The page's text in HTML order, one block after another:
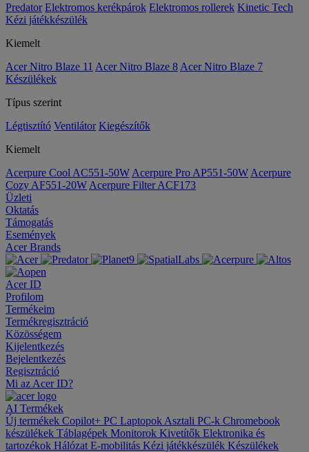
Predator Elektromos kerékpárok Elektromos rollerek Kinetic Tech
Kézi játékkészülék
Kiemelt
Acer Nitro Blaze 11 Acer Nitro Blaze 8 Acer Nitro Blaze 7
Készülékek
Típus szerint
Légtisztító Ventilátor Kiegészítők
Kiemelt
Acerpure Cool AC551-50W Acerpure Pro AP551-50W Acerpure
Cozy AF551-20W Acerpure Filter ACF173
Üzleti
Oktatás
Támogatás
Események
Acer Brands
Acer ID
Profilom
Termékeim
Termékregisztráció
Közösségem
Kijelentkezés
Bejelentkezés
Regisztráció
Mi az Acer ID?
AI Termékek
Új termékek Copilot+ PC Laptopok Asztali PC-k Chromebook
készülékek Táblagépek Monitorok Kivetítők Elektronika és
tartozékok Hálózat E-mobilitás Kézi játékkészülék Készülékek